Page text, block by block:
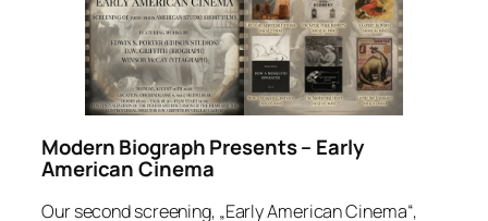
Modern Biograph Presents – Early
American Cinema
Our second screening, „Early American Cinema“,